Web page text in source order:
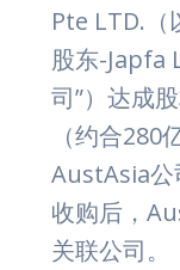
Pte LTD.（
股东-Japfa
司”）达成
（约合
AustAsia公
收购后，
关联公司。